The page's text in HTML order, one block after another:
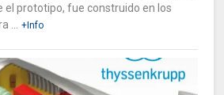
el prototipo, fue construido en los
...
+Info